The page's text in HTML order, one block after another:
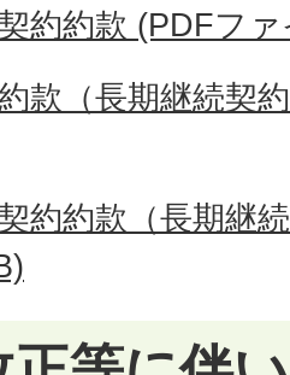
約約款 (PDFフ
款（長期継続契
約約款（長期継